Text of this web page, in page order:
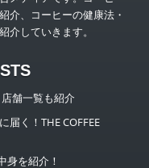
介、コーヒーの健康法・
介していきます。
舗一覧も紹介
届く！THE COFFEE
身を紹介！